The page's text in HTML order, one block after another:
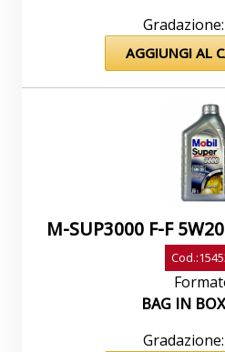
Gradazione:
AGGIUNGI AL
M-SUP3000 F-F
BAG IN
Gradazione: